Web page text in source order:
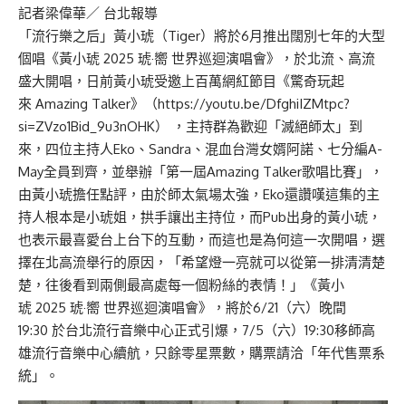
記者梁偉華／ 台北報導
「流行樂之后」黃小琥（Tiger）將於6月推出闊別七年的大型
個唱《黃小琥 2025 琥·嚮 世界巡迴演唱會》，於北流、高流
盛大開唱，日前黃小琥受邀上百萬網紅節目《驚奇玩起
來 Amazing Talker》（https://youtu.be/DfghiIZMtpc?
si=ZVzo1Bid_9u3nOHK） ，主持群為歡迎「滅絕師太」到
來，四位主持人Eko、Sandra、混血台灣女婿阿諾、七分編A-
May全員到齊，並舉辦「第一屆Amazing Talker歌唱比賽」，
由黃小琥擔任點評，由於師太氣場太強，Eko還讚嘆這集的主
持人根本是小琥姐，拱手讓出主持位，而Pub出身的黃小琥，
也表示最喜愛台上台下的互動，而這也是為何這一次開唱，選
擇在北高流舉行的原因，「希望燈一亮就可以從第一排清清楚
楚，往後看到兩側最高處每一個粉絲的表情！」《黃小
琥 2025 琥·嚮 世界巡迴演唱會》，將於6/21（六）晚間
19:30 於台北流行音樂中心正式引爆，7/5（六）19:30移師高
雄流行音樂中心續航，只餘零星票數，購票請洽「年代售票系
統」。